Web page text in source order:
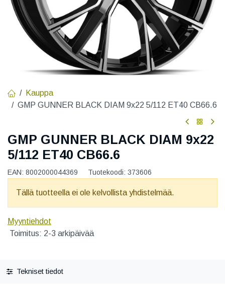
Kauppa
GMP GUNNER BLACK DIAM 9x22 5/112 ET40 CB66.6
GMP GUNNER BLACK DIAM 9x22
5/112 ET40 CB66.6
EAN: 8002000044369 Tuotekoodi: 373606
Tällä tuotteella ei ole kelvollista yhdistelmää.
Myyntiehdot
Toimitus: 2-3 arkipäivää
Tekniset tiedot